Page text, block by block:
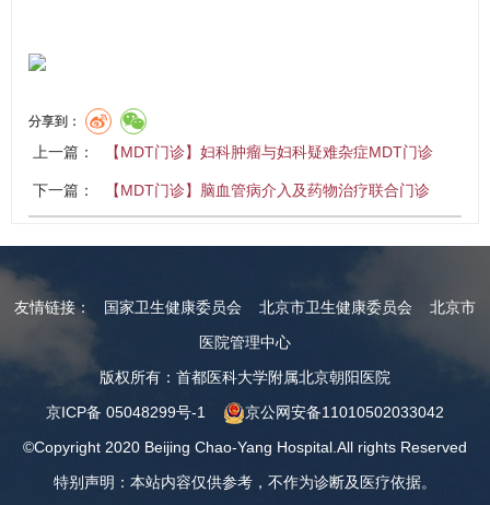
分享到：
上一篇： 【MDT门诊】妇科肿瘤与妇科疑难杂症MDT门诊
下一篇： 【MDT门诊】脑血管病介入及药物治疗联合门诊
友情链接： 国家卫生健康委员会 北京市卫生健康委员会
北京市
医院管理中心
版权所有：首都医科大学附属北京朝阳医院
京ICP备 05048299号-1
京公网安备11010502033042
©Copyright 2020 Beijing Chao-Yang Hospital.All rights Reserved
特别声明：本站内容仅供参考，不作为诊断及医疗依据。